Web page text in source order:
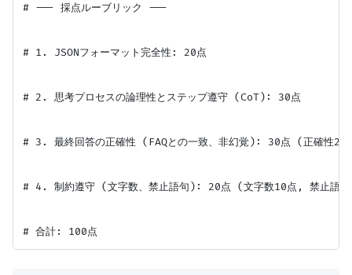
# --- 採点ルーブリック ---
# 1. JSONフォーマット完全性: 20点
# 2. 思考プロセスの論理性とステップ遵守 (CoT): 30点
# 3. 最終回答の正確性 (FAQとの一致、非幻覚): 30点 (正確性
# 4. 制約遵守 (文字数、禁止語句): 20点 (文字数10点, 禁止語